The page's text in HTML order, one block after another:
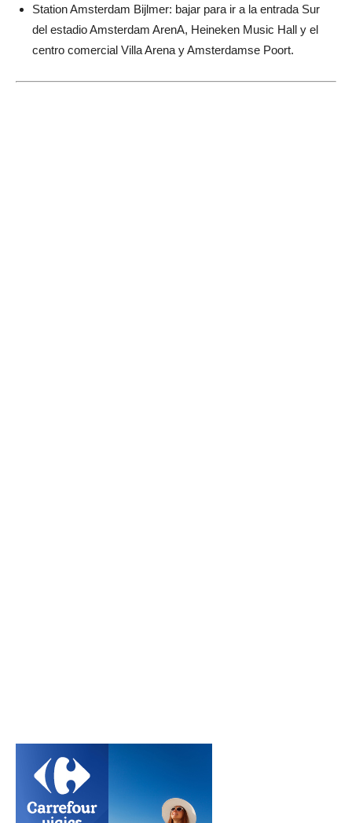
Station Amsterdam Bijlmer: bajar para ir a la entrada Sur
del estadio Amsterdam ArenA, Heineken Music Hall y el
centro comercial Villa Arena y Amsterdamse Poort.